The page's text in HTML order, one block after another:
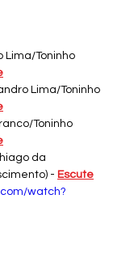
Lima/Toninho
Lima/Toninho
Toninho
da
- Escute
watch?